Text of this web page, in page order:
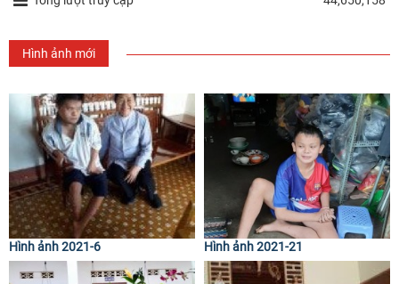
Hình ảnh mới
Hình ảnh 2021-6 Hình ảnh 2021-21